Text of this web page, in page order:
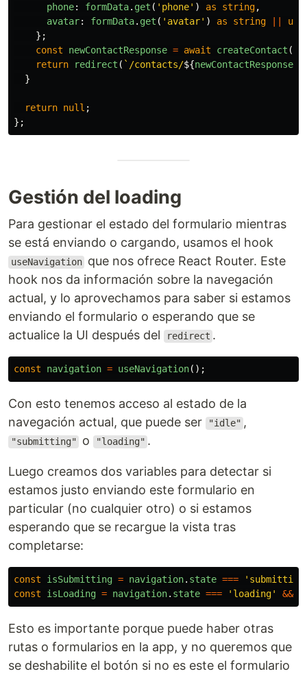
phone: formData. get ( ' phone' ) as string,
avatar: formData. get ( ' avatar' ) as string
};
const
newContactResponse = await createContact (
return
redirect ( `/contacts/${newContactResponse
}
return null ;
};
Gestión del loading
Para gestionar el estado del formulario mientras
se está enviando o cargando, usamos el hook
useNavigation que nos ofrece React Router. Este
hook nos da información sobre la navegación
actual, y lo aprovechamos para saber si estamos
enviando el formulario o esperando que se
actualice la UI después del
redirect .
const navigation = useNavigation();
Con esto tenemos acceso al estado de la
navegación actual, que puede ser
"idle" ,
"submitting" o "loading" .
Luego creamos dos variables para detectar si
estamos justo enviando este formulario en
particular (no cualquier otro) o si estamos
esperando que se recargue la vista tras
completarse:
const isSubmitting = navigation. state === ' submitting
const
isLoading = navigation. state === ' loading' &&
Esto es importante porque puede haber otras
rutas o formularios en la app, y no queremos que
se deshabilite el botón si no es este el formulario